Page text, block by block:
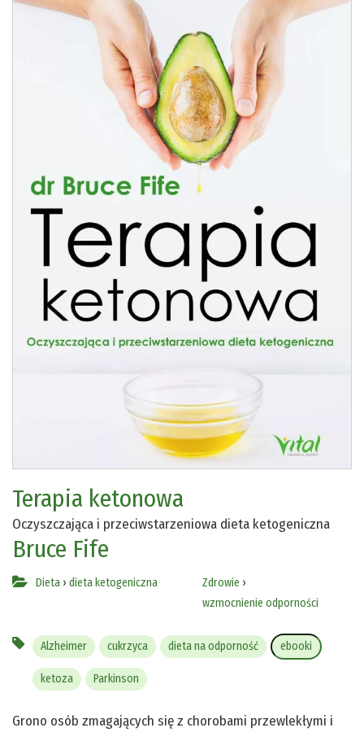
Terapia ketonowa
Oczyszczająca i przeciwstarzeniowa dieta ketogeniczna
Bruce Fife
Dieta › dieta ketogeniczna Zdrowie ›
wzmocnienie odporności
Alzheimer cukrzyca dieta na odporność ebooki
ketoza Parkinson
Grono osób zmagających się z chorobami przewlekłymi i